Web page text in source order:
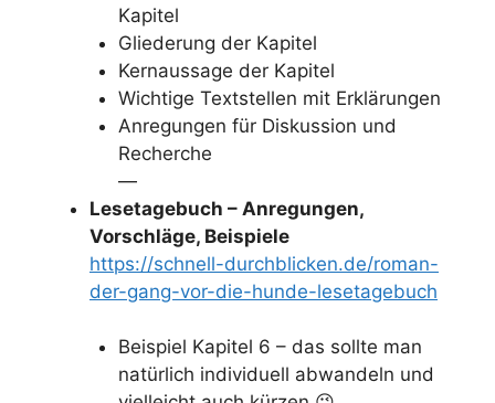
Kapitel
Gliederung der Kapitel
Kernaussage der Kapitel
Wichtige Textstellen mit Erklärungen
Anregungen für Diskussion und
Recherche
—
Lesetagebuch – Anregungen,
Vorschläge, Beispiele
https://schnell-durchblicken.de/roman-
der-gang-vor-die-hunde-lesetagebuch
Beispiel Kapitel 6 – das sollte man
natürlich individuell abwandeln und